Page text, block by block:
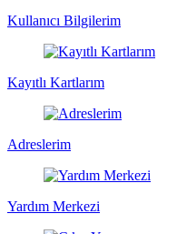
Kullanıcı Bilgilerim
Kayıtlı Kartlarım
Adreslerim
Yardım Merkezi